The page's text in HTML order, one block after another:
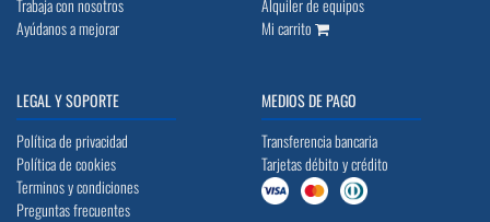
Trabaja con nosotros
Ayúdanos a mejorar
Alquiler de equipos
Mi carrito
LEGAL Y SOPORTE
Política de privacidad
Política de cookies
Terminos y condiciones
Preguntas frecuentes
MEDIOS DE PAGO
Transferencia bancaria
Tarjetas débito y crédito